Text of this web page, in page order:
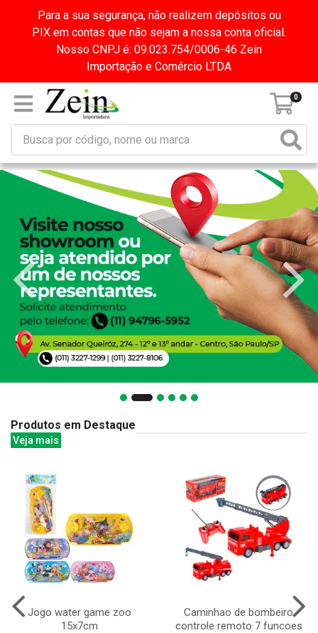
Para a sua segurança, não realizem depósitos ou
PIX em contas que não sejam a nossa conta oficial.
Nosso CNPJ é: 09.023.754/0006-46 Zein
Importação e Comércio LTDA
0
Produtos em Destaque
Veja mais
Jogo water game zoo
15x7cm
Caminhao de bombeiro
controle remoto 7 funcoes